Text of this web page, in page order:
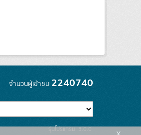
จำนวนผู้เข้าชม 2240740
รุ่นโปรแกรม: 3.0.0